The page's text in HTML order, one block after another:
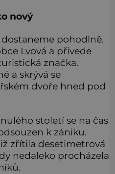
nový
pohodlně.
Lvová a přivede
značka.
a skrývá se
dvoře hned pod
století se na čas
k zániku.
zřítila desetimetrová
nedaleko procházela